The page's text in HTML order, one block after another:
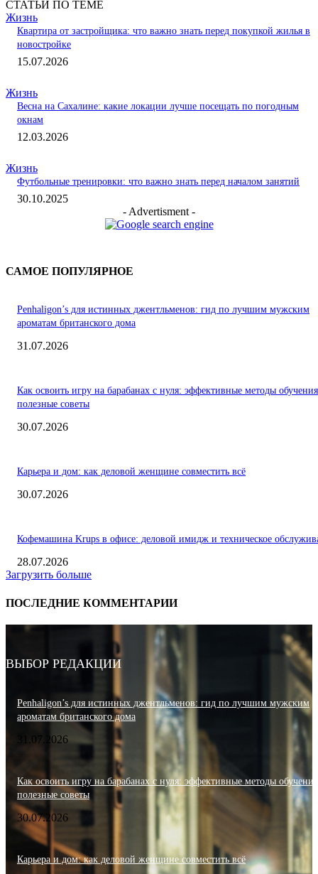
СТАТЬИ ПО ТЕМЕ
Жизнь
Квартира от застройщика: что важно знать перед покупкой жилья в
новостройке
15.07.2026
Жизнь
Весна на Сахалине: какие локации лучше посещать по погодным
окнам
12.03.2026
Жизнь
Футбольные тренировки: что важно знать перед началом занятий
30.10.2025
- Advertisment -
САМОЕ ПОПУЛЯРНОЕ
Penhaligon’s для истинных джентльменов: гид по лучшим мужским
ароматам британского дома
31.07.2026
Как освоить игру на барабанах с нуля: эффективные методы
полезные советы
30.07.2026
Карьера и дом: как деловой женщине совместить всё
30.07.2026
Кофемашина Krups в офисе: деловой имидж и техническое
28.07.2026
Загрузить больше
ПОСЛЕДНИЕ КОММЕНТАРИИ
ВЫБОР РЕДАКЦИИ
Penhaligon’s для истинных джентльменов: гид по лучшим мужским
ароматам британского дома
31.07.2026
Как освоить игру на барабанах с нуля: эффективные методы
полезные советы
30.07.2026
Карьера и дом: как деловой женщине совместить всё